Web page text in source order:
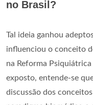
no Brasil?
Tal ideia ganhou
influenciou o conceito
na Reforma
exposto, entende-se
discussão dos